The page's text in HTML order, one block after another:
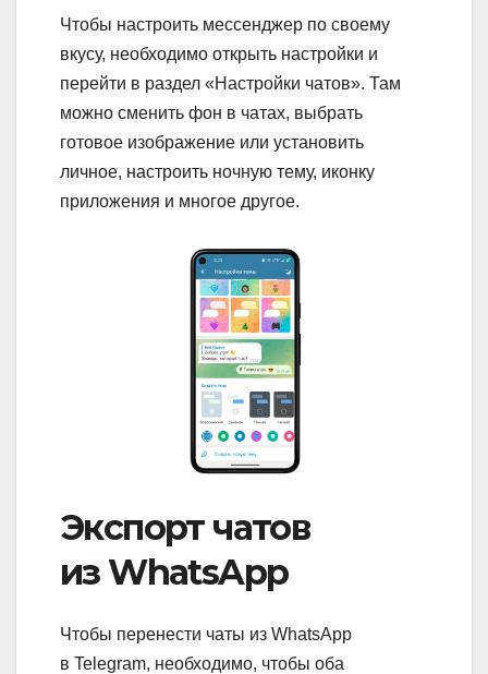
Чтобы настроить мессенджер по своему
вкусу, необходимо открыть настройки и
перейти в раздел «Настройки чатов». Там
можно сменить фон в чатах, выбрать
готовое изображение или установить
личное, настроить ночную тему, иконку
приложения и многое другое.
Экспорт чатов
из WhatsApp
Чтобы перенести чаты из WhatsApp
в Telegram, необходимо, чтобы оба